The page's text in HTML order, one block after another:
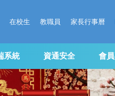
系統 資通安全 會
在校生 教職員 家長行事曆